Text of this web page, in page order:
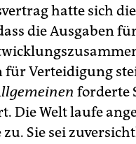
hatte sich
die Ausgaben
für Verteidigung
forderte
Die Welt laufe
Sie sei